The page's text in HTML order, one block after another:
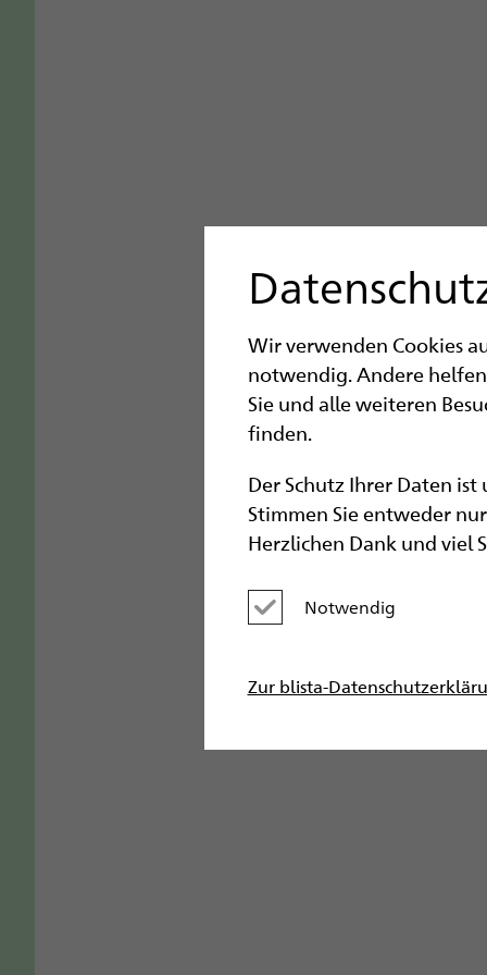
Wir verwenden Cookies
notwendig. Andere
Sie und alle weiteren
finden.
Der Schutz Ihrer Daten ist
Stimmen Sie entweder
Herzlichen Dank und viel
Notwendig
Zur blista-